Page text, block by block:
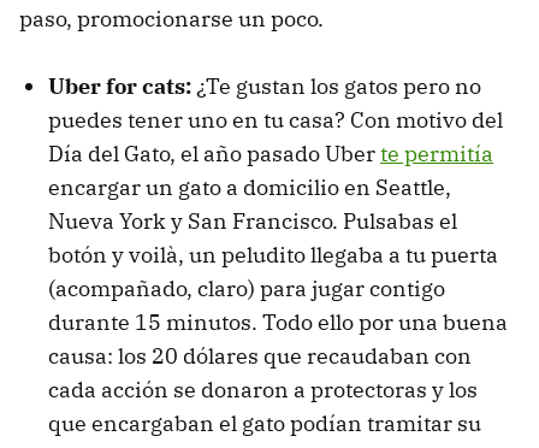
paso, promocionarse un poco.
Uber for cats:¿Te gustan los gatos pero no
puedes tener uno en tu casa? Con motivo del
Día del Gato, el año pasado Uberte permitía
encargar un gato a domicilio en Seattle,
Nueva York y San Francisco. Pulsabas el
botón y voilà, un peludito llegaba a tu puerta
(acompañado, claro) para jugar contigo
durante 15 minutos. Todo ello por una buena
causa: los 20 dólares que recaudaban con
cada acción se donaron a protectoras y los
que encargaban el gato podían tramitar su